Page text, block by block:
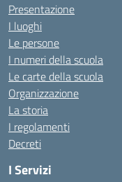
Presentazione
I luoghi
Le persone
I numeri della scuola
Le carte della scuola
Organizzazione
La storia
I regolamenti
Decreti
I Servizi